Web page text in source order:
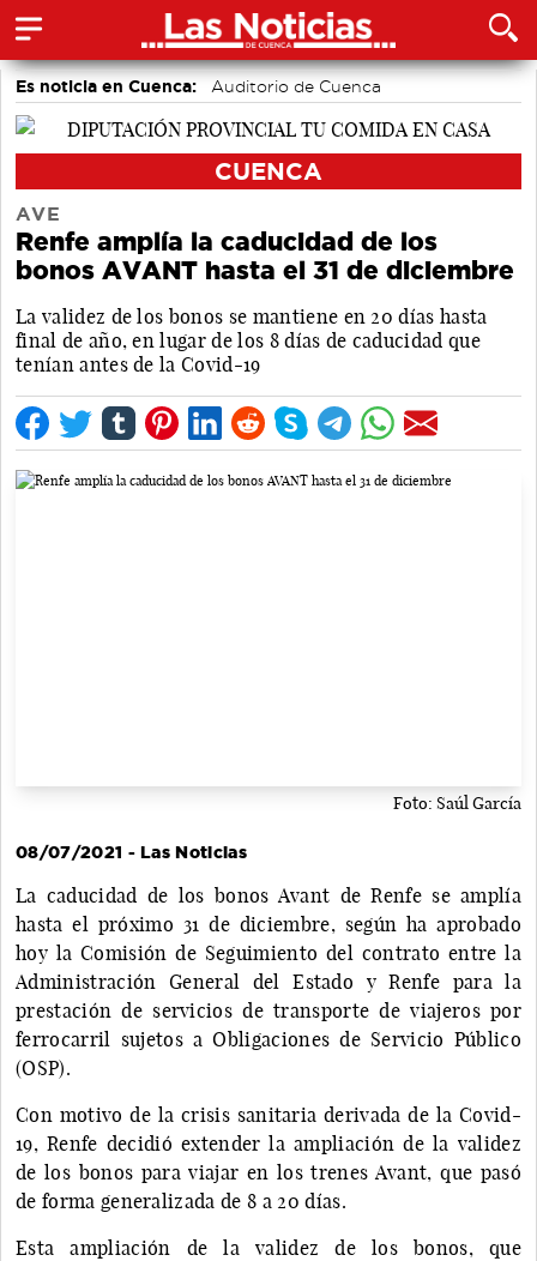
Es noticia en Cuenca: Auditorio de Cuenca
CUENCA
AVE
Renfe amplía la caducidad de los
bonos AVANT hasta el 31 de diciembre
La validez de los bonos se mantiene en 20 días hasta
final de año, en lugar de los 8 días de caducidad que
tenían antes de la Covid-19
Foto: Saúl García
08/07/2021 - Las Noticias
La caducidad de los bonos Avant de Renfe se amplía
hasta el próximo 31 de diciembre, según ha aprobado
hoy la Comisión de Seguimiento del contrato entre la
Administración General del Estado y Renfe para la
prestación de servicios de transporte de viajeros por
ferrocarril sujetos a Obligaciones de Servicio Público
(OSP).
Con motivo de la crisis sanitaria derivada de la Covid-
19, Renfe decidió extender la ampliación de la validez
de los bonos para viajar en los trenes Avant, que pasó
de forma generalizada de 8 a 20 días.
Esta ampliación de la validez de los bonos, que